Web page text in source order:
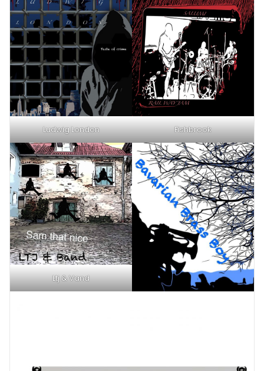
Ludwig London Fishbrook
Ltj & Vand